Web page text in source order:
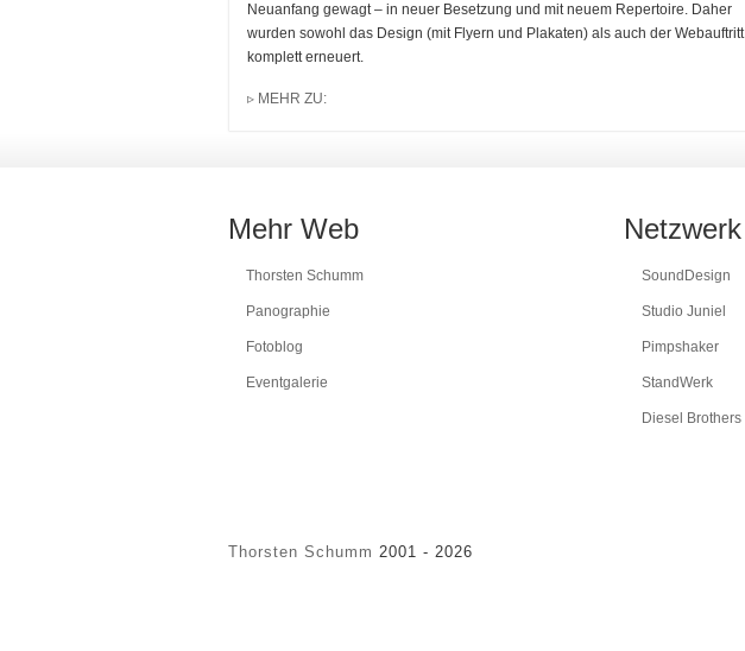
Neuanfang gewagt – in neuer Besetzung und mit neuem Repertoire. Daher
wurden sowohl das Design (mit Flyern und Plakaten) als auch der Webauftritt
komplett erneuert.
▹ MEHR ZU:
Mehr Web
Thorsten Schumm
Panographie
Fotoblog
Eventgalerie
Netzwerk
SoundDesign
Studio Juniel
Pimpshaker
StandWerk
Diesel Brothers
Thorsten Schumm 2001 - 2026